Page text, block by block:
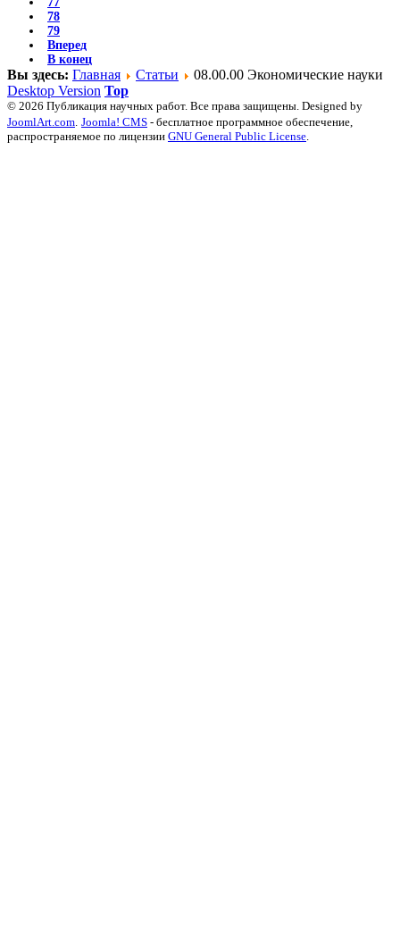
78
79
Вперед
В конец
Вы здесь: Главная Статьи
08.00.00 Экономические науки
Desktop Version Top
© 2026 Публикация научных работ. Все права защищены. Designed by
JoomlArt.com. Joomla! CMS - бесплатное программное обеспечение,
распространяемое по лицензии GNU General Public License.